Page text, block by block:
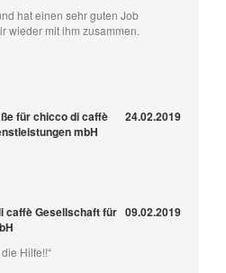
hat einen sehr guten Job
wieder mit ihm zusammen.
für chicco di caffè
mbH
24.02.2019
caffè Gesellschaft für 09.02.2019
Hilfe!!“